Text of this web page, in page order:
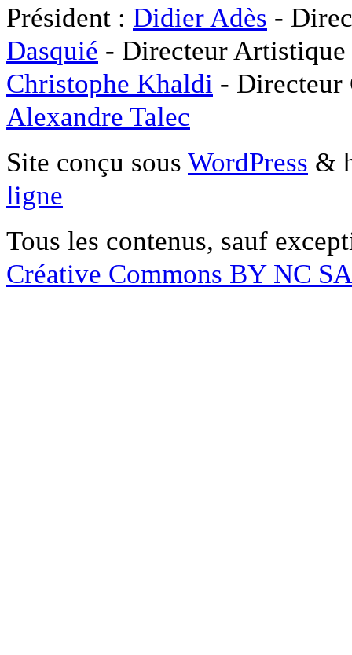
Président : Didier Adès -
Dasquié - Directeur
Christophe Khaldi -
Alexandre Talec
Site conçu sous WordPress &
ligne
Tous les contenus, sauf
Créative Commons BY NC SA